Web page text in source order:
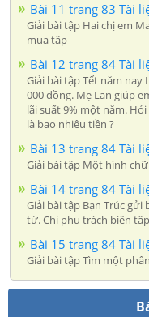
Bài 11 trang 83 Tài
Giải bài tập Hai chị em
mua tập
Bài 12 trang 84 Tài
Giải bài tập Tết năm nay
000 đồng. Mẹ Lan giúp
lãi suất 9% một năm.
là bao nhiêu tiền ?
Bài 13 trang 84 Tài
Giải bài tập Một hình
Bài 14 trang 84 Tài
Giải bài tập Bạn Trúc
từ. Chị phụ trách biên
Bài 15 trang 84 Tài
Giải bài tập Tìm một